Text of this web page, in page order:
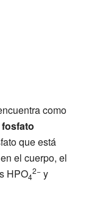
como
fosfato
que está
el cuerpo, el
HPO4
2− y